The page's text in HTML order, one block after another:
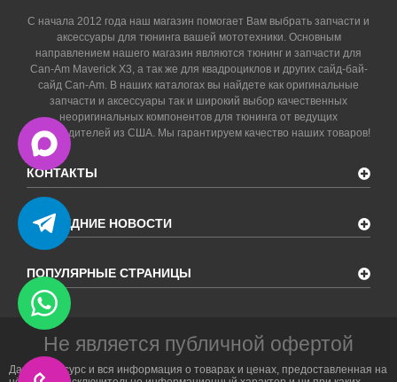
С начала 2012 года наш магазин помогает Вам выбрать запчасти и
аксессуары для тюнинга вашей мототехники. Основным
направлением нашего магазин являются тюнинг и запчасти для
Can-Am Maverick X3, а так же для квадроциклов и других сайд-бай-
сайд Can-Am. В наших каталогах вы найдете как оригинальные
запчасти и аксессуары так и широкий выбор качественных
неоригинальных компонентов для тюнинга от ведущих
производителей из США. Мы гарантируем качество наших товаров!
КОНТАКТЫ
ПОСЛЕДНИЕ НОВОСТИ
ПОПУЛЯРНЫЕ СТРАНИЦЫ
Не является публичной офертой
Данный ресурс и вся информация о товарах и ценах, предоставленная на